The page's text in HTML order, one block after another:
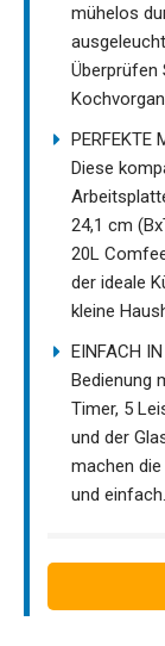
mühelos
Überprüfen
PERFEKTE
Diese
24,1 cm
20L
der ideale
kleine
EINFACH
Bedienung
Timer, 5
und der
machen
und einfach.